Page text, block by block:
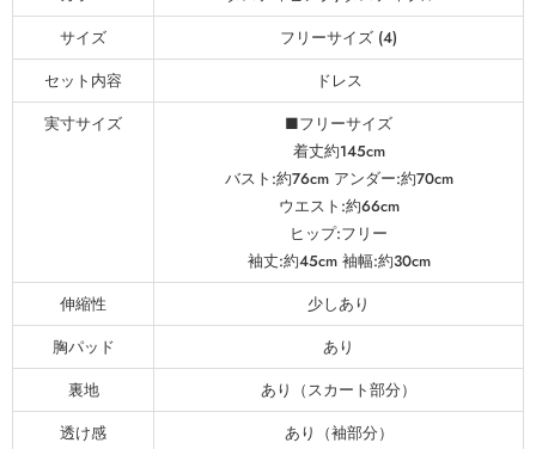
サイズ
フリーサイズ (4)
セット内容
ドレス
実寸サイズ
■フリーサイズ
着丈約145cm
バスト:約76cm アンダー:約70cm
ウエスト:約66cm
ヒップ:フリー
袖丈:約45cm 袖幅:約30cm
伸縮性
少しあり
胸パッド
あり
裏地
あり（スカート部分）
透け感
あり（袖部分）